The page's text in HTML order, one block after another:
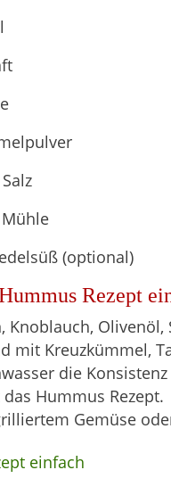
(optional)
Rezept
Knoblauch,
mit Kreuzkümmel,
die
Hummus Rezept.
Gemüse